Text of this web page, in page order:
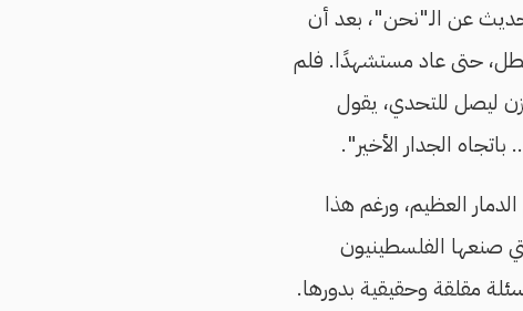
عن الـ"نحن"، بعد أن
حتى عاد مستشهدًا. فلم
ليصل للتحدي، يقول
الجدار الأخير".
الدمار العظيم، ورغم هذا
صنعها الفلسطينيون
مقلقة وحقيقية بدورها.